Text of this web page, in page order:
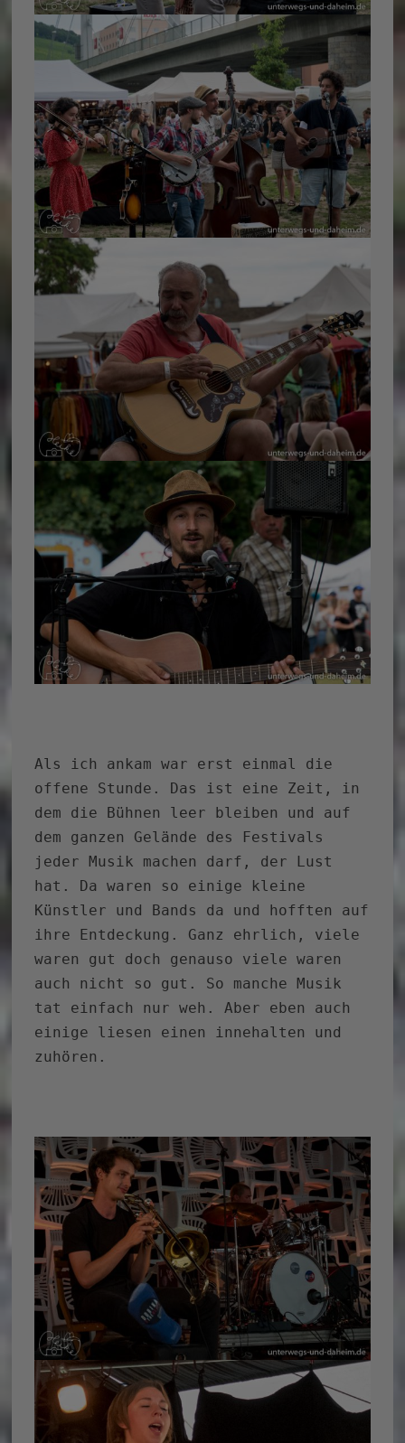
Als ich ankam war erst einmal die
offene Stunde. Das ist eine Zeit, in
dem die Bühnen leer bleiben und auf
dem ganzen Gelände des Festivals
jeder Musik machen darf, der Lust
hat. Da waren so einige kleine
Künstler und Bands da und hofften auf
ihre Entdeckung. Ganz ehrlich, viele
waren gut doch genauso viele waren
auch nicht so gut. So manche Musik
tat einfach nur weh. Aber eben auch
einige liesen einen innehalten und
zuhören.